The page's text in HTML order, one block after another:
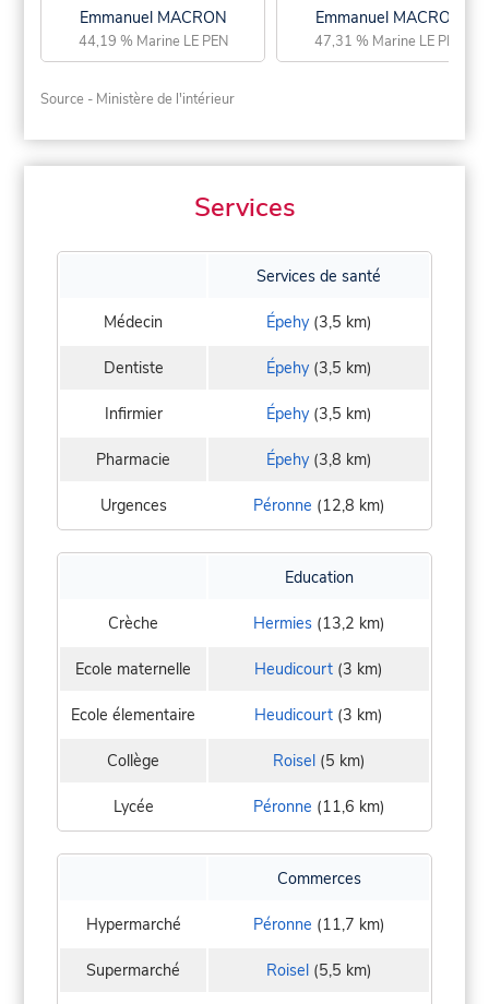
Emmanuel MACRON
44,19 % Marine LE PEN
Emmanuel MACRON
47,31 % Marine LE PEN
Source - Ministère de l'intérieur
Services
Services de santé
Médecin Épehy(3,5 km)
Dentiste Épehy(3,5 km)
Infirmier Épehy(3,5 km)
Pharmacie Épehy(3,8 km)
Urgences Péronne (12,8 km)
Education
Crèche Hermies(13,2 km)
Ecole maternelle Heudicourt (3 km)
Ecole élementaire Heudicourt (3 km)
Collège Roisel(5 km)
Lycée Péronne (11,6 km)
Commerces
Hypermarché Péronne (11,7 km)
Supermarché Roisel(5,5 km)